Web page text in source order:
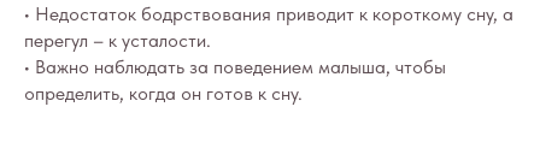
• Недостаток бодрствования приводит к короткому сну, а
перегул – к усталости.
• Важно наблюдать за поведением малыша, чтобы
определить, когда он готов к сну.